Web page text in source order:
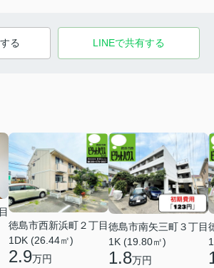
る LINEで共有する
徳島市西新浜町２丁目
1DK (26.44㎡)
2.9万円
徳島市南矢三町３丁目
1K (19.80㎡)
1.8万円